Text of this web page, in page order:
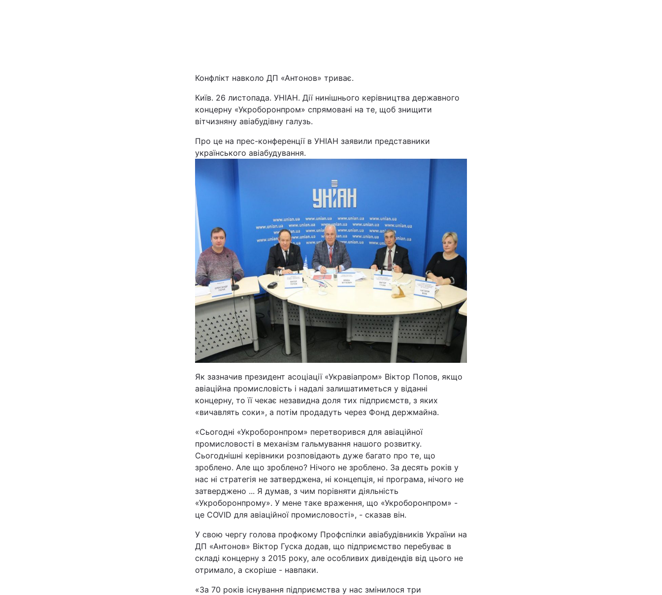
Війна
Львів
Харків
Наука
Лайт
Інциденти
Туризм
Статті
Думки
Вакансії
Конфлікт навколо ДП «Антонов» триває.
Київ. 26 листопада. УНІАН. Дії нинішнього керівництва державного
концерну «Укроборонпром» спрямовані на те, щоб знищити
вітчизняну авіабудівну галузь.
Про це на прес-конференції в УНІАН заявили представники
українського авіабудування.
Як зазначив президент асоціації «Укравіапром» Віктор Попов, якщо
авіаційна промисловість і надалі залишатиметься у віданні
концерну, то її чекає незавидна доля тих підприємств, з яких
«вичавлять соки», а потім продадуть через Фонд держмайна.
«Сьогодні «Укроборонпром» перетворився для авіаційної
промисловості в механізм гальмування нашого розвитку.
Сьогоднішні керівники розповідають дуже багато про те, що
зроблено. Але що зроблено? Нічого не зроблено. За десять років у
нас ні стратегія не затверджена, ні концепція, ні програма, нічого не
затверджено ... Я думав, з чим порівняти діяльність
«Укроборонпрому». У мене таке враження, що «Укроборонпром» -
це COVID для авіаційної промисловості», - сказав він.
У свою чергу голова профкому Профспілки авіабудівників України на
ДП «Антонов» Віктор Гуска додав, що підприємство перебуває в
складі концерну з 2015 року, але особливих дивідендів від цього не
отримало, а скоріше - навпаки.
«За 70 років існування підприємства у нас змінилося три